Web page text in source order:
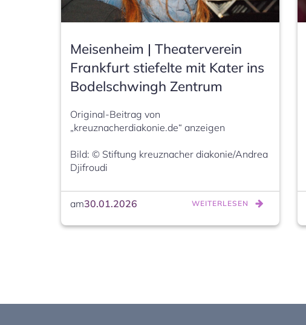
Meisenheim | Theaterverein
Frankfurt stiefelte mit Kater ins
Bodelschwingh Zentrum
Original-Beitrag von
„kreuznacherdiakonie.de“ anzeigen
Bild: © Stiftung kreuznacher diakonie/Andrea
Djifroudi
am30.01.2026 WEITERLESEN